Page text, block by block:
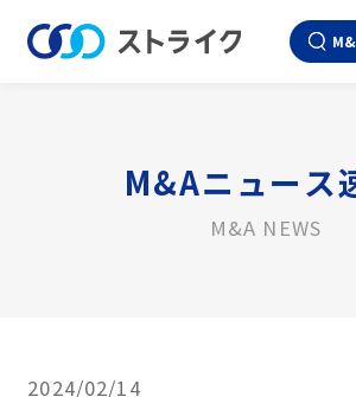
M&Aニュース
M&A NEWS
2024/02/14